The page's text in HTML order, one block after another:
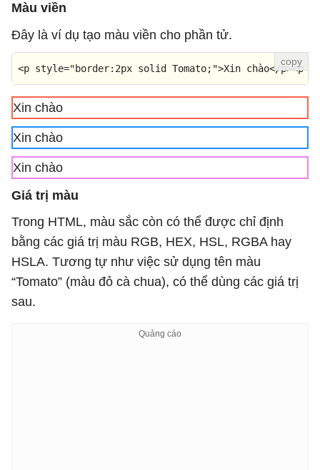
Màu viền
Đây là ví dụ tạo màu viền cho phần tử.
<p style="border:2px solid Tomato;">Xin chào</p><p
Xin chào
Xin chào
Xin chào
Giá trị màu
Trong HTML, màu sắc còn có thể được chỉ định
bằng các giá trị màu RGB, HEX, HSL, RGBA hay
HSLA. Tương tự như việc sử dụng tên màu
“Tomato” (màu đỏ cà chua), có thể dùng các giá trị
sau.